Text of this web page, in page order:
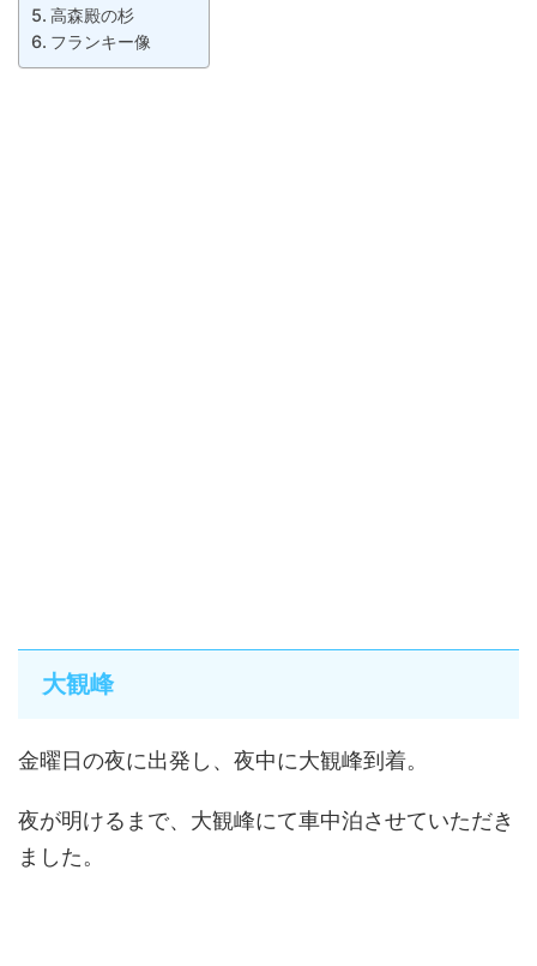
高森殿の杉
フランキー像
大観峰
金曜日の夜に出発し、夜中に大観峰到着。
夜が明けるまで、大観峰にて車中泊させていただき
ました。